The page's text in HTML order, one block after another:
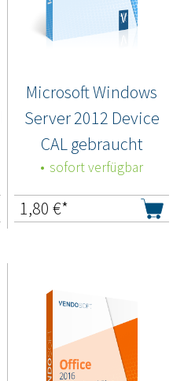
Microsoft Windows
Server 2012 Device
CAL gebraucht
sofort verfügbar
1,80 €*